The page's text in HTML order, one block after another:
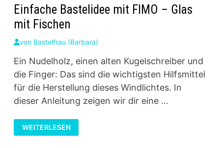
Einfache Bastelidee mit FIMO – Glas
mit Fischen
von Bastelfrau (Barbara)
Ein Nudelholz, einen alten Kugelschreiber und
die Finger: Das sind die wichtigsten Hilfsmittel
für die Herstellung dieses Windlichtes. In
dieser Anleitung zeigen wir dir eine …
EINFACHE
BASTELIDEE
MIT
WEITERLESEN